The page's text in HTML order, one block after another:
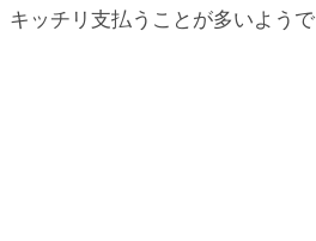
ッチリ支払うことが多いようで